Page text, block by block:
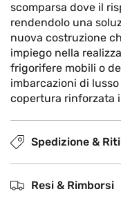
scomparsa dove il
rendendolo una
nuova costruzione
impiego nella
frigorifere mobili o
imbarcazioni di
copertura rinforzata
Spedizione &
Resi & Rimborsi